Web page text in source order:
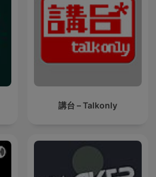
講台 – Talkonly